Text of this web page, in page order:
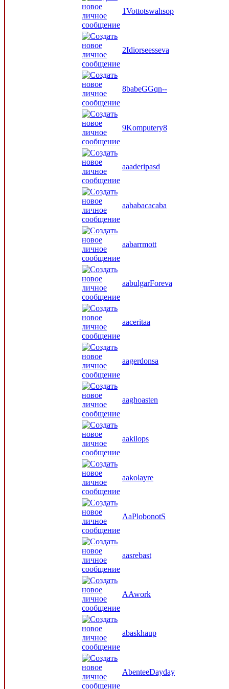
1Vottotswahsop
2Idiorseesseva
8babeGGqn--
9Komputery8
aaaderipasd
aababacacaba
aabarrmott
aabulgarForeva
aaceritaa
aagerdonsa
aaghoasten
aakilops
aakolayre
AaPlobonotS
aasrebast
AAwork
abaskhaup
AbenteeDayday